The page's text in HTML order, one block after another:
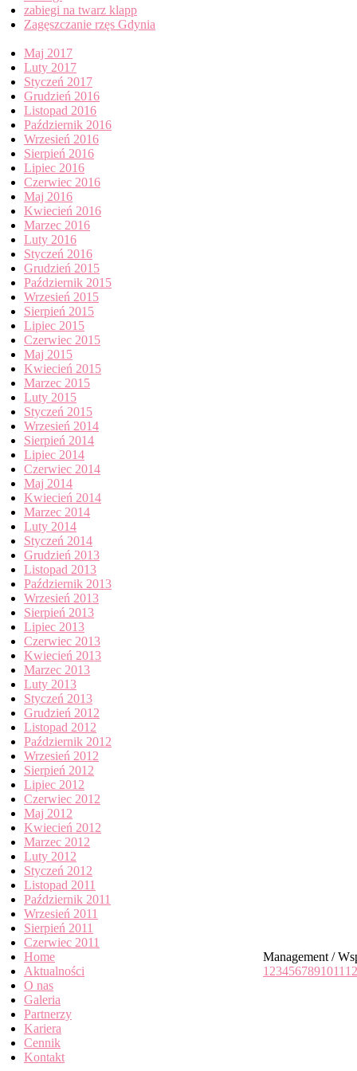
zabiegi na twarz klapp
Zagęszczanie rzęs Gdynia
Maj 2017
Luty 2017
Styczeń 2017
Grudzień 2016
Listopad 2016
Październik 2016
Wrzesień 2016
Sierpień 2016
Lipiec 2016
Czerwiec 2016
Maj 2016
Kwiecień 2016
Marzec 2016
Luty 2016
Styczeń 2016
Grudzień 2015
Październik 2015
Wrzesień 2015
Sierpień 2015
Lipiec 2015
Czerwiec 2015
Maj 2015
Kwiecień 2015
Marzec 2015
Luty 2015
Styczeń 2015
Wrzesień 2014
Sierpień 2014
Lipiec 2014
Czerwiec 2014
Maj 2014
Kwiecień 2014
Marzec 2014
Luty 2014
Styczeń 2014
Grudzień 2013
Listopad 2013
Październik 2013
Wrzesień 2013
Sierpień 2013
Lipiec 2013
Czerwiec 2013
Kwiecień 2013
Marzec 2013
Luty 2013
Styczeń 2013
Grudzień 2012
Listopad 2012
Październik 2012
Wrzesień 2012
Sierpień 2012
Lipiec 2012
Czerwiec 2012
Maj 2012
Kwiecień 2012
Marzec 2012
Luty 2012
Styczeń 2012
Listopad 2011
Październik 2011
Wrzesień 2011
Sierpień 2011
Czerwiec 2011
Home
Aktualności
O nas
Galeria
Partnerzy
Kariera
Cennik
Kontakt
Management /
1 234567891011 12